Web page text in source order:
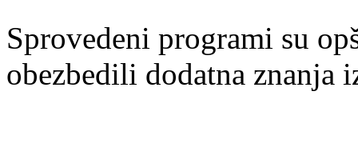
Sprovedeni programi su
obezbedili dodatna znanja